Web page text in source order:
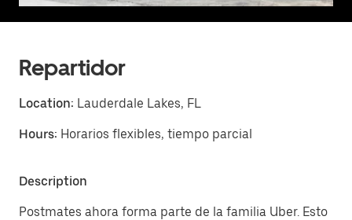
Repartidor
Location: Lauderdale Lakes, FL
Hours: Horarios flexibles, tiempo parcial
Description
Postmates ahora forma parte de la familia Uber. Esto